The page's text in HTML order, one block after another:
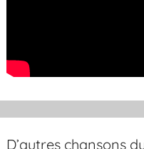
D’autres chansons